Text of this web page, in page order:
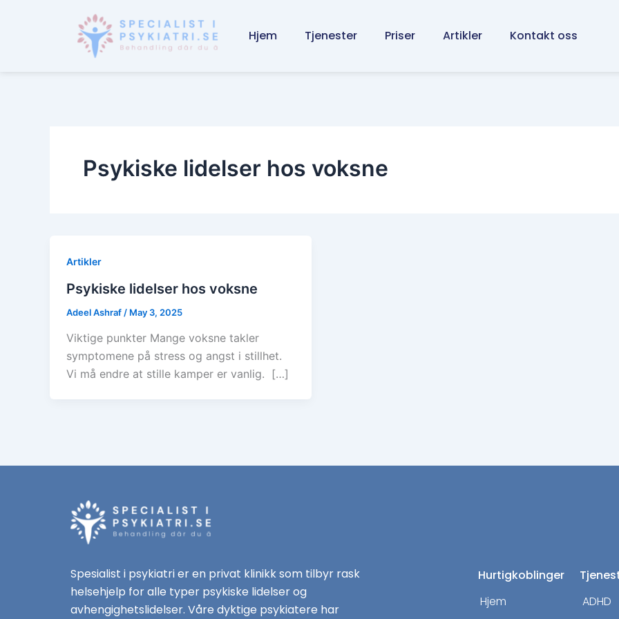
Hjem Tjenester Priser Artikler Kontakt oss
Psykiske lidelser hos voksne
Artikler
Psykiske lidelser hos voksne
Adeel Ashraf / May 3, 2025
Viktige punkter Mange voksne takler
symptomene på stress og angst i stillhet.
Vi må endre at stille kamper er vanlig. […]
Spesialist i psykiatri er en privat klinikk som tilbyr rask
helsehjelp for alle typer psykiske lidelser og
avhengighetslidelser. Våre dyktige psykiatere har
Hurtigkoblinger
Hjem
ADHD